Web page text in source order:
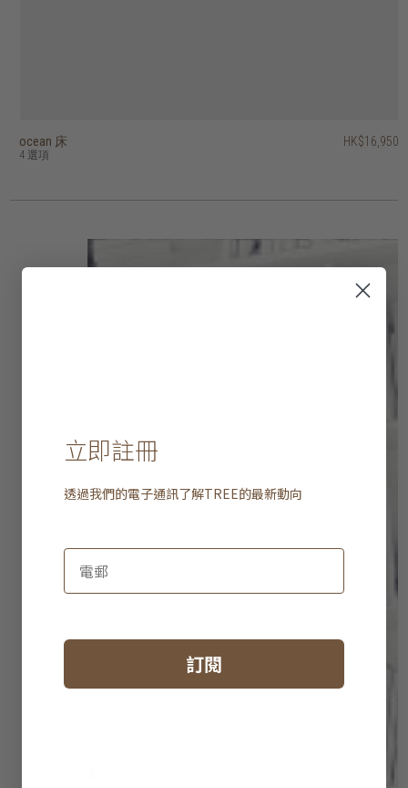
ocean 床
4 選項
HK$16,950
amor 床
4 選項
HK$15,450
tess 床
3 選項
HK$16,950
circa17 床 - 四抽屜，布布床頭板
7 選項
HK$37,950
fundamentals 床
5 選項
HK$12,950
outline 床
4 選項
HK$19,450
vintage 床
6 選項
HK$9,950
crescent 床
3 選項
HK$15,450
pure and simple 床下抽屜
2 選項
HK$3,450
eden 床
4 選項
HK$23,950
立即註冊
透過我們的電子通訊了解TREE的最新動向
訂閱